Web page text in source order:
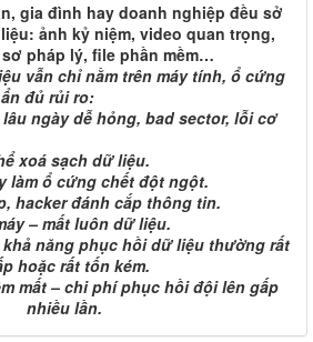
gia đình hay doanh nghiệp đều sở
ảnh kỷ niệm, video quan trọng,
pháp lý, file phần mềm…
vẫn chỉ nằm trên máy tính, ổ cứng
đủ rủi ro:
ngày dễ hỏng, bad sector, lỗi cơ
xoá sạch dữ liệu.
làm ổ cứng chết đột ngột.
hacker đánh cắp thông tin.
– mất luôn dữ liệu.
năng phục hồi dữ liệu thường rất
hoặc rất tốn kém.
mất – chi phí phục hồi đội lên gấp
nhiều lần.